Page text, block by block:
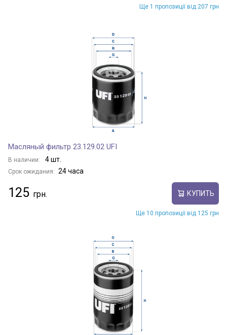
Ще 1 пропозиції від 207 грн
Масляный фильтр 23.129.02 UFI
В наличии: 4 шт.
Срок ожидания: 24 часа
125 КУПИТЬ
Ще 10 пропозиції від 125 грн